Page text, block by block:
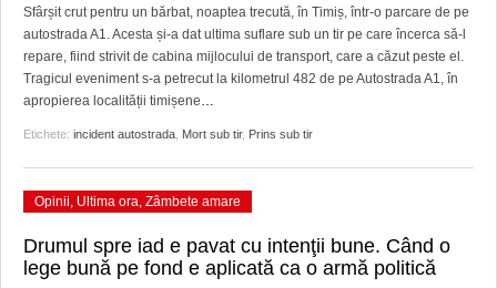
GRĂDINA TAICII DOMNULUI
ZIARISTU’ DE TERASĂ
CU OIŞTEA-N KIERKEGAARD
FINANŢĂRI DE LA A LA Z
CRONICĂ DE FILM
UNDE MERGEM
FILME DOCUMENTARE
CLIPURI VIDEO
ACCIDENTE
ANUNŢURI
INFO SI UTILE
CULTURA
FILME DOCUMENTARE
Sfârșit crut pentru un bărbat, noaptea trecută, în Timiș, într-o parcare de pe
autostrada A1. Acesta și-a dat ultima suflare sub un tir pe care încerca să-l
repare, fiind strivit de cabina mijlocului de transport, care a căzut peste el.
Tragicul eveniment s-a petrecut la kilometrul 482 de pe Autostrada A1, în
apropierea localității timișene…
Etichete: incident autostrada Mort sub tir, Prins sub tir
Opinii, Ultima ora, Zâmbete amare
Drumul spre iad e pavat cu intenţii bune. Când o
lege bună pe fond e aplicată ca o armă politică